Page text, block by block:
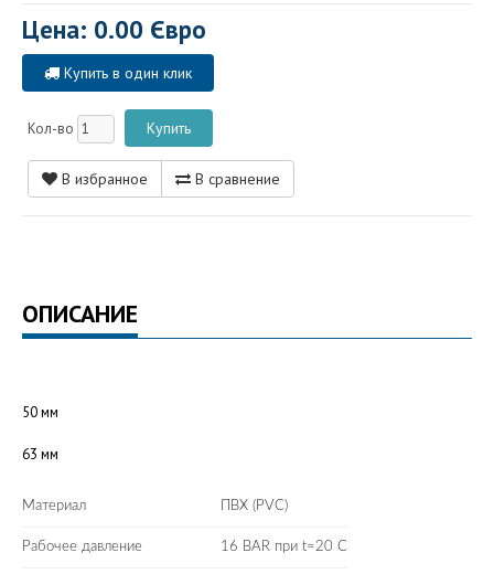
Цена: 0.00 Євро
Купить в один клик
Кол-во
В избранное В сравнение
ОПИСАНИЕ
50 мм
63 мм
Материал ПВХ (PVC)
Рабочее давление 16 BAR при t=20 C